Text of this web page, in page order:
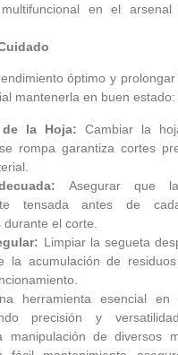
en el arsenal
óptimo y
mantenerla en buen estado:
de la Hoja: Cambiar la
rompa garantiza cortes
Asegurar que
tensada antes de
el corte.
Limpiar la segueta
la acumulación de
herramienta esencial en
precisión y
de diversos